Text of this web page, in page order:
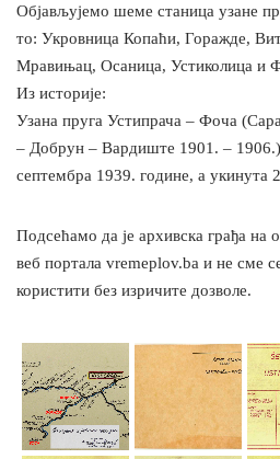
Објављујемо шеме станица узане
то: Укровница Копаћи, Горажде,
Мравињац, Осаница, Устиколица и
Из историје:
Узана пруга Устипрача – Фоча
– Добрун – Вардиште 1901. –
септембра 1939. године, а укинута
Подсећамо да је архивска грађа на
веб портала vremeplov.ba и не сме
користити без изричите дозволе.